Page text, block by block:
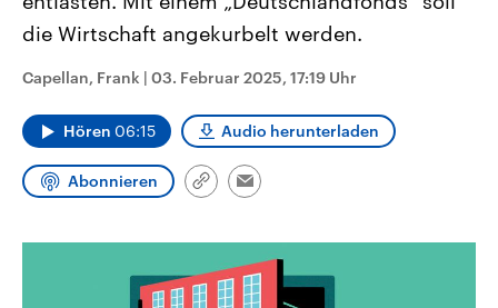
Landtag. Seit 2021 wird das
Bundesland von einer Koalition aus
CDU, SPD und FDP regiert.-
Umfragen, Prognosen,
Wahlprogramme, aktuelle Berichte
und Kandidaten der anstehenden
Wahl.
den mächtigsten Ländern
mit großem Einfluss auf
die Wirtschaft angekurbelt werden.
Capellan, Frank | 03. Februar 2025, 17:19 Uhr
Hören 06:15 Audio herunterladen
Abonnieren
Link
Email